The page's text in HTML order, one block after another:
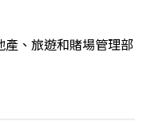
、旅遊和賭場管理部